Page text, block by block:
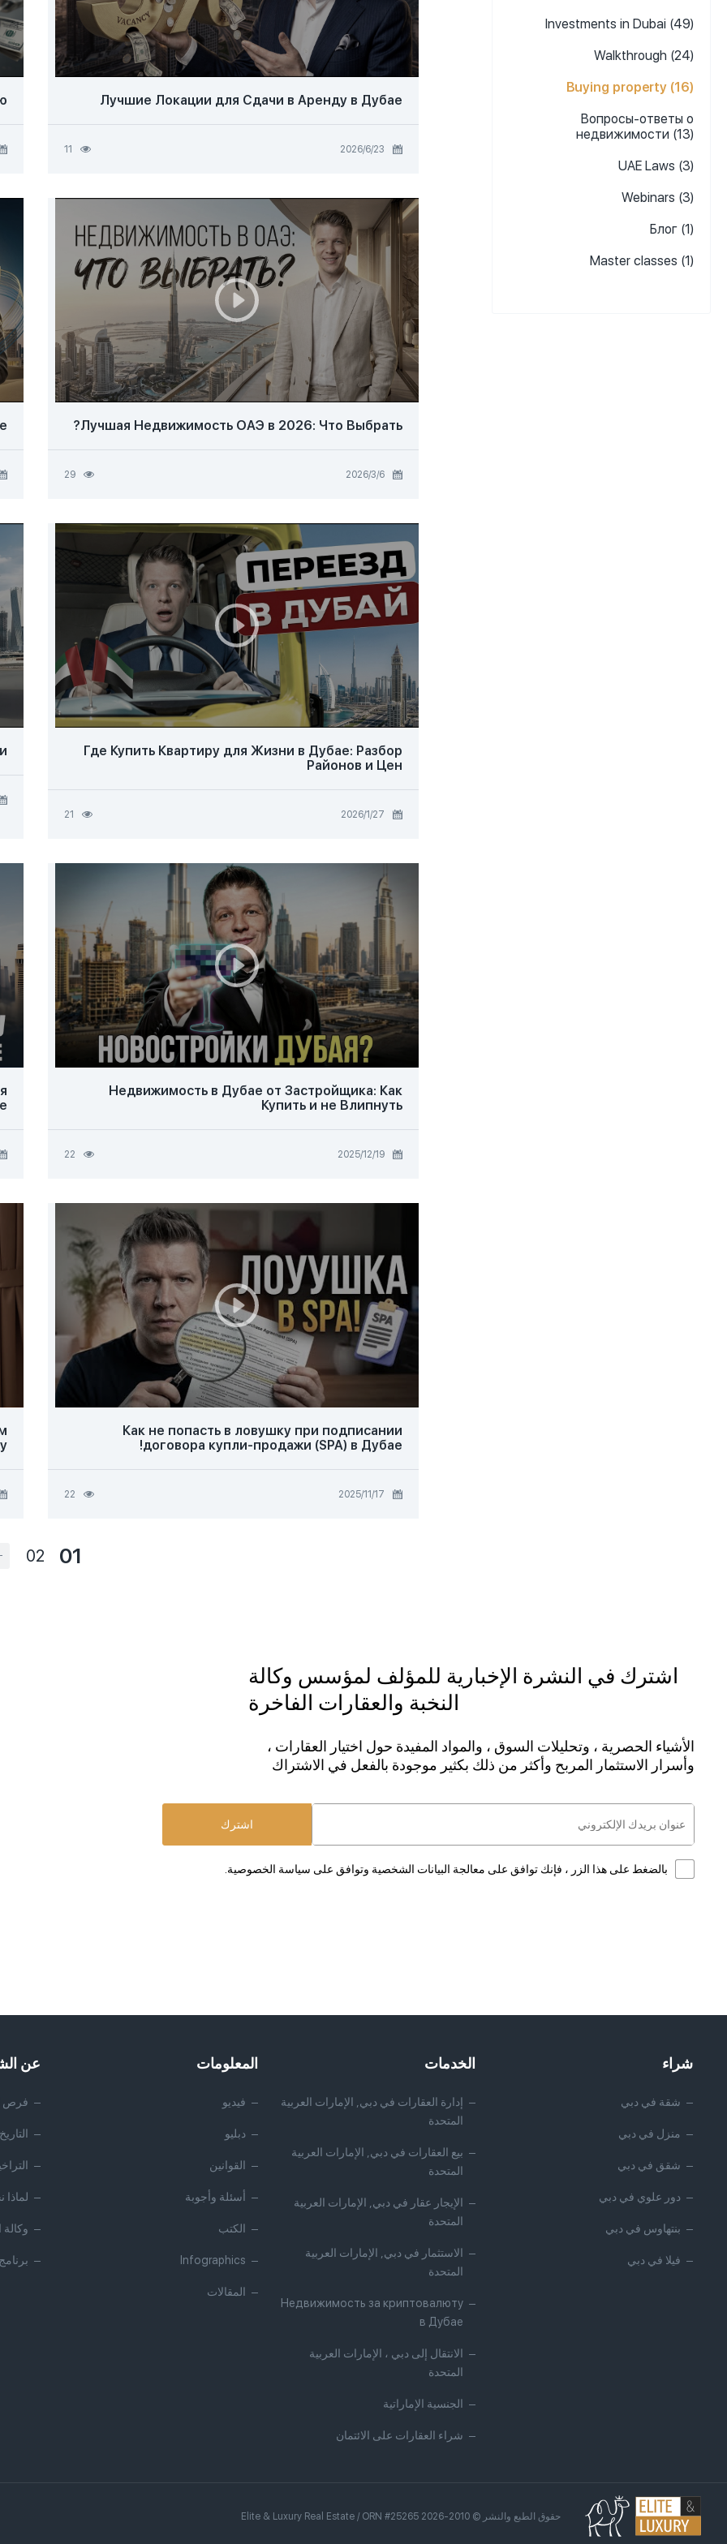
Лучшие Локации для Сдачи в Аренду в Дубае
23‏/6‏/2026
11
Лучшая Недвижимость ОАЭ в 2026: Что Выбрать?
6‏/3‏/2026
29
Где Купить Квартиру для Жизни в Дубае: Разбор
Районов и Цен
27‏/1‏/2026
21
Недвижимость в Дубае от Застройщика: Как
Купить и не Влипнуть
19‏/12‏/2025
22
Как не попасть в ловушку при подписании
договора купли-продажи (SPA) в Дубае!
17‏/11‏/2025
22
01
02
Investments in Dubai (49)
Walkthrough (24)
Buying property (16)
Вопросы-ответы о
недвижимости (13)
UAE Laws (3)
Webinars (3)
Блог (1)
Master classes (1)
اشترك في النشرة الإخبارية للمؤلف لمؤسس وكالة
النخبة والعقارات الفاخرة
الأشياء الحصرية ، وتحليلات السوق ، والمواد المفيدة حول اختيار العقارات ،
وأسرار الاستثمار المربح وأكثر من ذلك بكثير موجودة بالفعل في الاشتراك
اشترك
بالضغط على هذا الزر ، فإنك توافق على معالجة البيانات الشخصية وتوافق على سياسة الخصوصية.
شراء
شقة في دبي
منزل في دبي
شقق في دبي
دور علوي في دبي
بنتهاوس في دبي
فيلا في دبي
الخدمات
إدارة العقارات في دبي, الإمارات العربية
المتحدة
بيع العقارات في دبي, الإمارات العربية
المتحدة
الإيجار عقار في دبي, الإمارات العربية
المتحدة
الاستثمار في دبي, الإمارات العربية
المتحدة
Недвижимость за криптовалюту
в Дубае
الانتقال إلى دبي ، الإمارات العربية
المتحدة
الجنسية الإماراتية
شراء العقارات على الائتمان
المعلومات
فيديو
دبليو
القوانين
أسئلة وأجوبة
الكتب
Infographics
المقالات
عن
فرص
التاريخ
لماذا
وكالة
حقوق الطبع والنشر © 2010-2026 Elite & Luxury Real Estate / ORN #25265